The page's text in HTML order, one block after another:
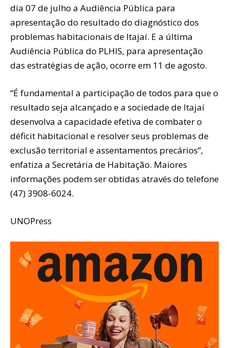
dia 07 de julho a Audiência Pública para
apresentação do resultado do diagnóstico dos
problemas habitacionais de Itajaí. E a última
Audiência Pública do PLHIS, para apresentação
das estratégias de ação, ocorre em 11 de agosto.
“É fundamental a participação de todos para que o
resultado seja alcançado e a sociedade de Itajaí
desenvolva a capacidade efetiva de combater o
déficit habitacional e resolver seus problemas de
exclusão territorial e assentamentos precários”,
enfatiza a Secretária de Habitação. Maiores
informações podem ser obtidas através do telefone
(47) 3908-6024.
UNOPress